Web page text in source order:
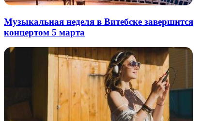
Музыкальная неделя в Витебске завершится
концертом 5 марта